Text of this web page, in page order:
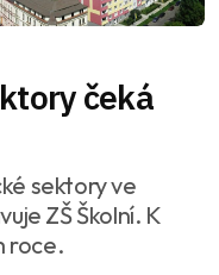
čeká
sektory ve
ZŠ Školní. K
roce.